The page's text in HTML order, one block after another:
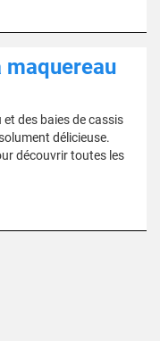
et des baies de cassis
délicieuse.
découvrir toutes les